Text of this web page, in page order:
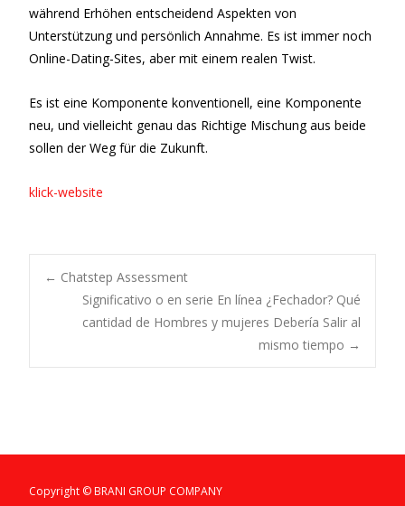
während Erhöhen entscheidend Aspekten von
Unterstützung und persönlich Annahme. Es ist immer noch
Online-Dating-Sites, aber mit einem realen Twist.
Es ist eine Komponente konventionell, eine Komponente
neu, und vielleicht genau das Richtige Mischung aus beide
sollen der Weg für die Zukunft.
klick-website
Post
navigation
← Chatstep Assessment
Significativo o en serie En línea ¿Fechador? Qué
cantidad de Hombres y mujeres Debería Salir al
mismo tiempo →
Copyright © BRANI GROUP COMPANY